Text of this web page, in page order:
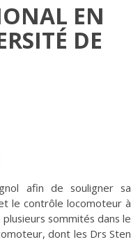
EN
DE
afin de souligner sa
le contrôle locomoteur à
sommités dans le
dont les Drs Sten